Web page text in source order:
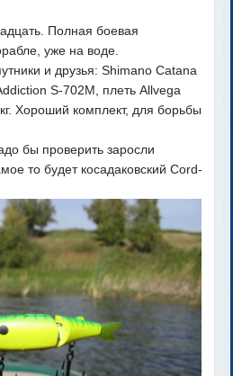
Полная боевая
уже на воде.
и друзья: Shimano Catana
S-702M, плеть Allvega
Хороший комплект, для борьбы
бы проверить заросли
то будет косадаковский Cord-